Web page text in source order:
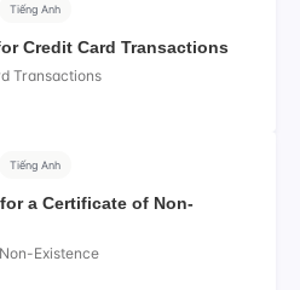
Tiếng Anh
Credit Card Transactions
Transactions
Tiếng Anh
a Certificate of Non-
Existence